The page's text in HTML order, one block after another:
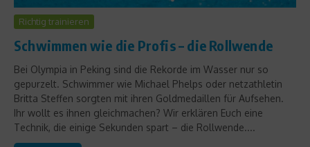
Richtig trainieren
Schwimmen wie die Profis – die Rollwende
Bei Olympia in Peking sind die Rekorde im Wasser nur so
gepurzelt. Schwimmer wie Michael Phelps oder netzathletin
Britta Steffen sorgten mit ihren Goldmedaillen für Aufsehen.
Ihr wollt es ihnen gleichmachen? Wir erklären Euch eine
Technik, die einige Sekunden spart – die Rollwende....